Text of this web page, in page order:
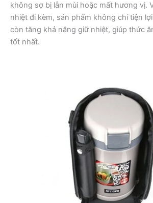
không sợ bị lẫn mùi hoặc mất hương vị.
nhiệt đi kèm, sản phẩm không chỉ tiện
còn tăng khả năng giữ nhiệt, giúp thức
tốt nhất.